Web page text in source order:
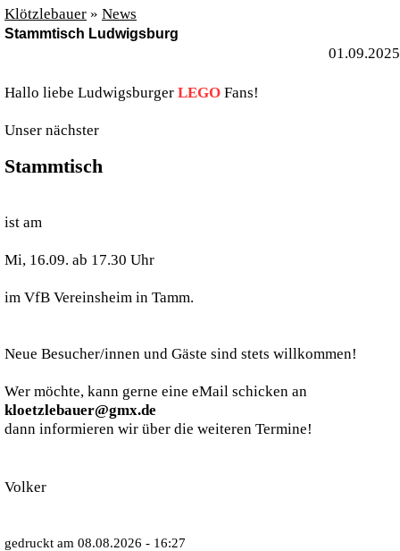
Klötzlebauer » News
Stammtisch Ludwigsburg
Hallo liebe Ludwigsburger LEGO Fans!
Unser nächster
Stammtisch
ist am
Mi, 16.09. ab 17.30 Uhr
im VfB Vereinsheim in Tamm.
Neue Besucher/innen und Gäste sind stets willkommen!
Wer möchte, kann gerne eine eMail schicken an
kloetzlebauer@gmx.de
dann informieren wir über die weiteren Termine!
Volker
gedruckt am 08.08.2026 - 16:27